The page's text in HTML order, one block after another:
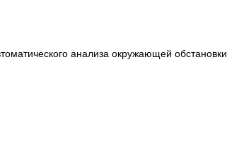
анализа окружающей обстановки.